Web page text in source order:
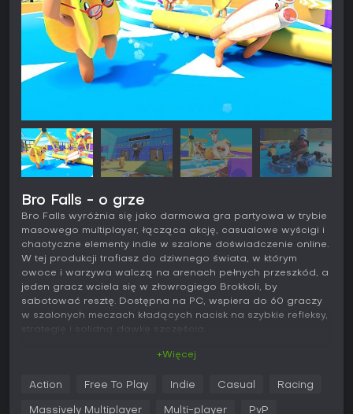
Bro Falls - o grze
Bro Falls wyróżnia się jako darmowa gra partyowa w trybie
masowego multiplayer, łącząca akcję, casualowe wyścigi i
chaotyczne elementy indie w szalone doświadczenie online.
W tej produkcji trafiasz do dziwnego świata, w którym
owoce i warzywa walczą na arenach pełnych przeszkód, a
jeden gracz wciela się w złowrogiego Brokkoli, by
sabotować resztę. Dostępna na PC, wspiera do 60 graczy
w szalonych meczach kładących nacisk na szybkie refleksy,
strategię i solidną dawkę szczęścia.
zdradliwych tras zastawionych pułapkami i przeszkodami w
rywalizacji z dziesiątkami innych graczy. Sterujesz uroczymi
+Więcej
Action Free To Play Indie Casual Racing
Massively Multiplayer Multi-player PvP